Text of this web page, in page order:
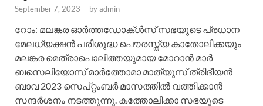
September 7, 2023 - byadmin
റോം: മലങ്കര ഓര്‍ത്തഡോക്ള്‍സ് സഭയുടെ പ്രധാന
മേലധ്യക്ഷന്‍ പരിശുദ്ധ പൌരസ്ത്യ കാതോലിക്കയും
മലങ്കര മെത്രാപൊലിത്തയുമായ മോറാന്‍ മാര്‍
ബസെലിയോസ് മാര്‍ത്തോമാ മാത്യൂസ് ത്രിദീയന്‍
ബാവ 2023 സെപ്റ്റംബര്‍ മാസത്തില്‍ വത്തിക്കാന്‍
സന്ദര്‍ശനം നടത്തുന്നു. കത്തോലിക്കാ സഭയുടെ